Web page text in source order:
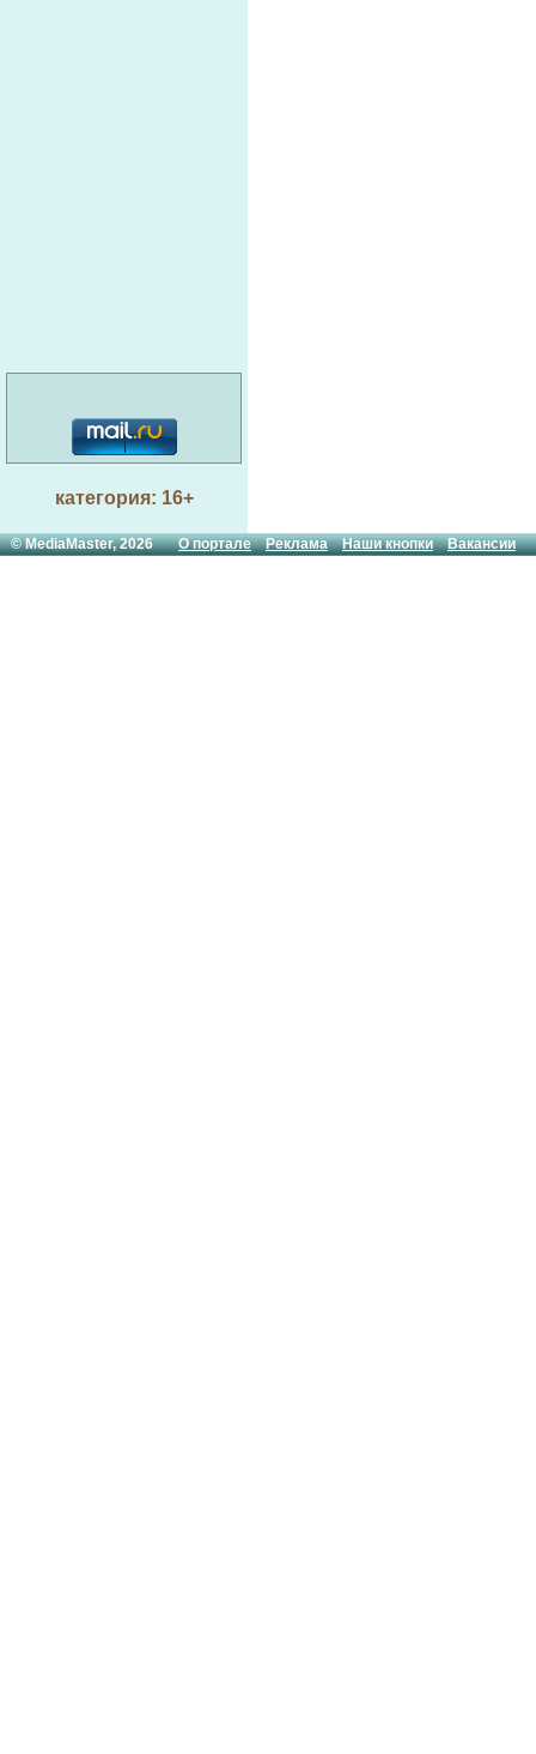
категория: 16+
© MediaMaster, 2026О портале Реклама Наши кнопки Вакансии